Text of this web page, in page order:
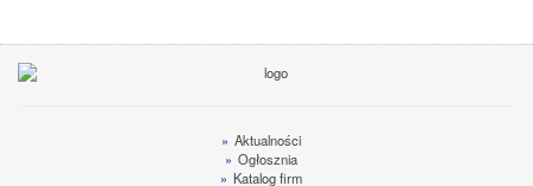
» Aktualności
» Ogłosznia
» Katalog firm